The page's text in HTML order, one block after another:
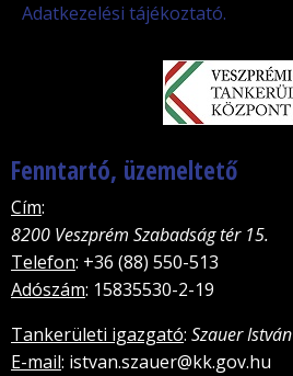
Adatkezelési tájékoztató.
Fenntartó, üzemeltető
Cím:
8200 Veszprém Szabadság tér 15.
Telefon: +36 (88) 550-513
Adószám: 15835530-2-19
Tankerületi igazgató: Szauer István
E-mail: istvan.szauer@kk.gov.hu